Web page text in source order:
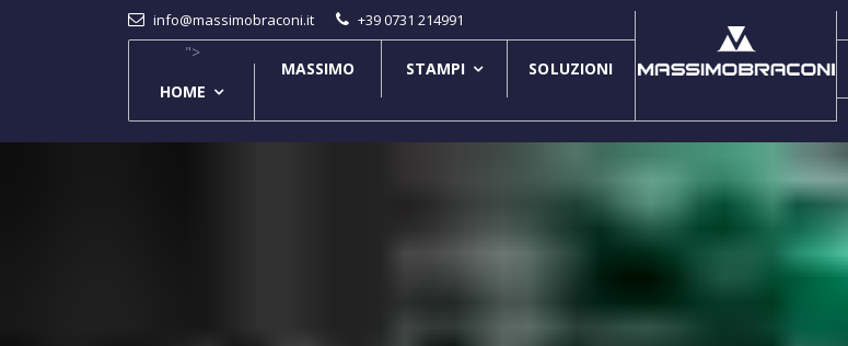
info@massimobraconi.it +39 0731 214991
">
HOME
MASSIMO STAMPI SOLUZIONI